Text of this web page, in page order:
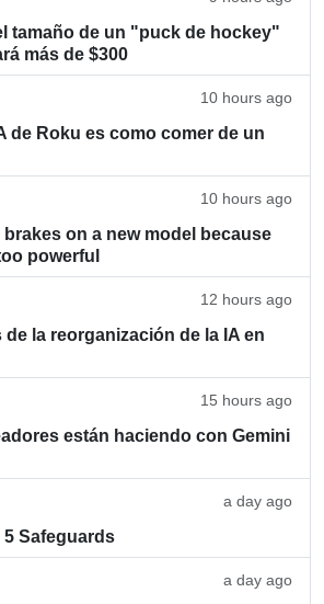
tamaño de un "puck de hockey"
más de $300
10 hours ago
de Roku es como comer de un
10 hours ago
on a new model because
powerful
12 hours ago
de la reorganización de la IA en
15 hours ago
están haciendo con Gemini
a day ago
5 Safeguards
a day ago